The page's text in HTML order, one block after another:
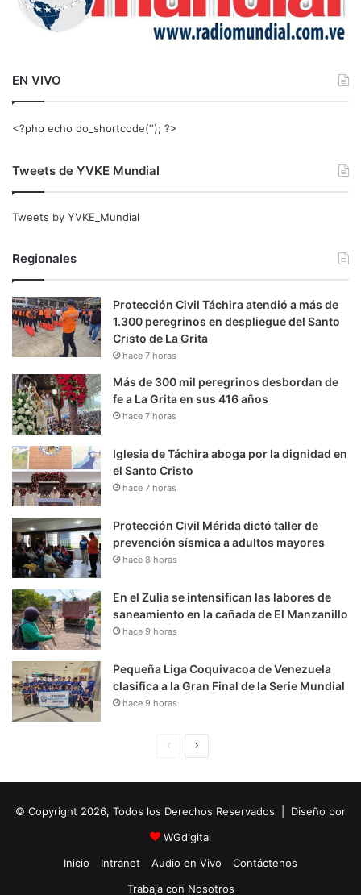
EN VIVO
<?php echo do_shortcode(‘‘); ?>
Tweets de YVKE Mundial
Tweets by YVKE_Mundial
Regionales
Protección Civil Táchira atendió a más de
1.300 peregrinos en despliegue del Santo
Cristo de La Grita
hace 7 horas
Más de 300 mil peregrinos desbordan de
fe a La Grita en sus 416 años
hace 7 horas
Iglesia de Táchira aboga por la dignidad en
el Santo Cristo
hace 7 horas
Protección Civil Mérida dictó taller de
prevención sísmica a adultos mayores
hace 8 horas
En el Zulia se intensifican las labores de
saneamiento en la cañada de El Manzanillo
hace 9 horas
Pequeña Liga Coquivacoa de Venezuela
clasifica a la Gran Final de la Serie Mundial
hace 9 horas
i
n
a
u
i
e
© Copyright 2026, Todos los Derechos Reservados | Diseño por
WGdigital
Inicio
Intranet Audio en Vivo
Contáctenos
Trabaja con Nosotros